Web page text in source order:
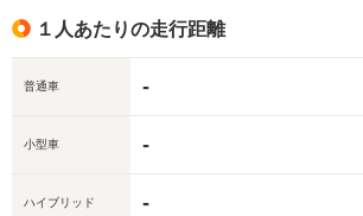
１人あたりの走行距離
普通車 -
小型車 -
ハイブリッド -